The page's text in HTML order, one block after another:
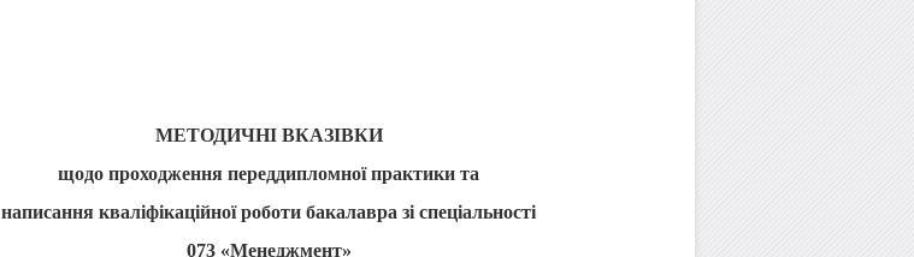
МЕТОДИЧНІ ВКАЗІВКИ
щодо проходження переддипломної практики та
написання кваліфікаційної роботи бакалавра зі спеціальності
073 «Менеджмент»